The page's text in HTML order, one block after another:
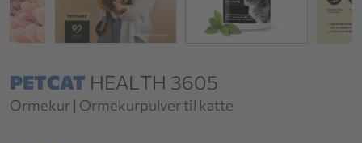
PETCAT HEALTH 3605
Ormekur | Ormekurpulver til katte